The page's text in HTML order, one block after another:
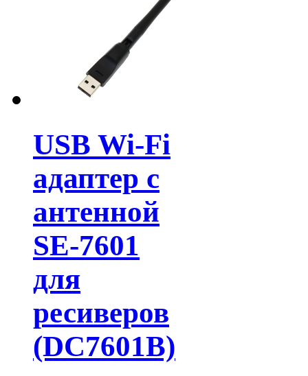
USB Wi-Fi
адаптер с
антенной
SE-7601
для
ресиверов
(DC7601B)